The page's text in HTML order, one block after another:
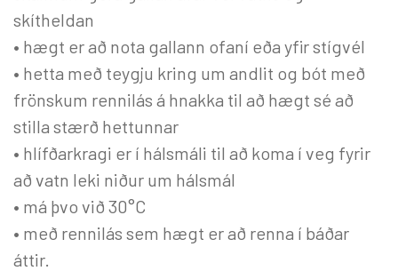
skítheldan
• hægt er að nota gallann ofaní eða yfir stígvél
• hetta með teygju kring um andlit og bót með
frönskum rennilás á hnakka til að hægt sé að
stilla stærð hettunnar
• hlífðarkragi er í hálsmáli til að koma í veg fyrir
að vatn leki niður um hálsmál
• má þvo við 30°C
• með rennilás sem hægt er að renna í báðar
áttir.